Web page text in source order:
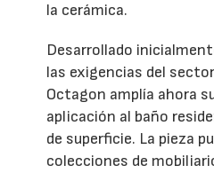
la cerámica.
Desarrollado
las exigencias del
Octagon amplía ahora
aplicación al baño
de superficie. La pieza
colecciones de